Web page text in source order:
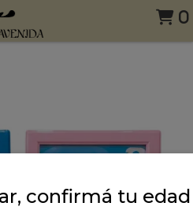
0
confirmá tu edad